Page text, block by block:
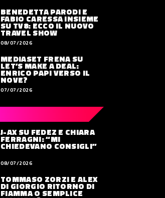
BENEDETTA PARODI E
FABIO CARESSA INSIEME
SU TV8: ECCO IL NUOVO
TRAVEL SHOW
08/07/2026
MEDIASET FRENA SU
LET’S MAKE A DEAL:
ENRICO PAPI VERSO IL
NOVE?
07/07/2026
J-AX SU FEDEZ E CHIARA
FERRAGNI: “MI
CHIEDEVANO CONSIGLI”
08/07/2026
TOMMASO ZORZI E ALEX
DI GIORGIO RITORNO DI
FIAMMA O SEMPLICE